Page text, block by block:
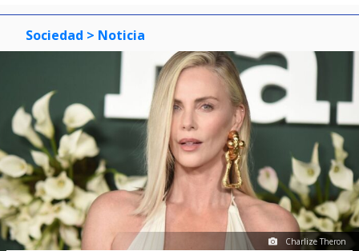
Sociedad > Noticia
Charlize Theron